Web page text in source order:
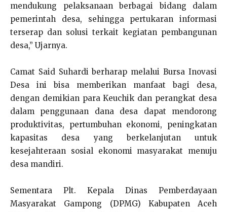
mendukung pelaksanaan berbagai bidang dalam
pemerintah desa, sehingga pertukaran informasi
terserap dan solusi terkait kegiatan pembangunan
desa,” Ujarnya.
Camat Said Suhardi berharap melalui Bursa Inovasi
Desa ini bisa memberikan manfaat bagi desa,
dengan demikian para Keuchik dan perangkat desa
dalam penggunaan dana desa dapat mendorong
produktivitas, pertumbuhan ekonomi, peningkatan
kapasitas desa yang berkelanjutan untuk
kesejahteraan sosial ekonomi masyarakat menuju
desa mandiri.
Sementara Plt. Kepala Dinas Pemberdayaan
Masyarakat Gampong (DPMG) Kabupaten Aceh